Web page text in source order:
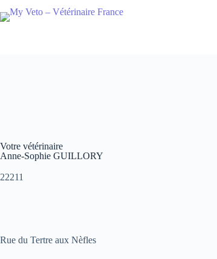
Votre vétérinaire
Anne-Sophie GUILLORY
22211
Rue du Tertre aux Nèfles